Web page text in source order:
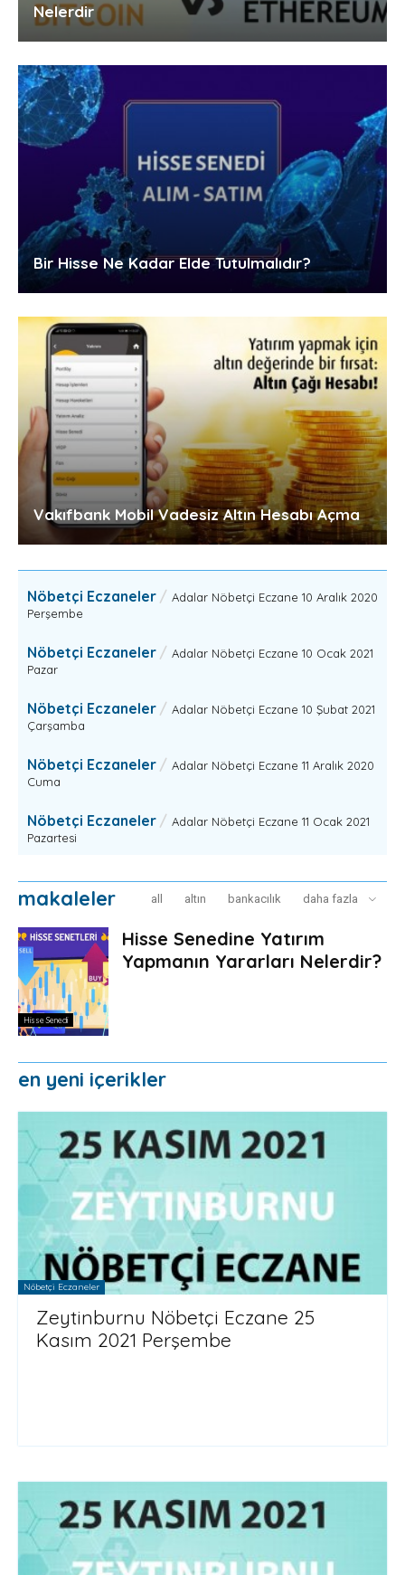
Nelerdir
Bir Hisse Ne Kadar Elde Tutulmalıdır?
Vakıfbank Mobil Vadesiz Altın Hesabı Açma
Nöbetçi Eczaneler
Adalar Nöbetçi Eczane 10 Aralık 2020
Perşembe
Nöbetçi Eczaneler
Adalar Nöbetçi Eczane 10 Ocak 2021
Pazar
Nöbetçi Eczaneler
Adalar Nöbetçi Eczane 10 Şubat 2021
Çarşamba
Nöbetçi Eczaneler
Adalar Nöbetçi Eczane 11 Aralık 2020
Cuma
Nöbetçi Eczaneler
Adalar Nöbetçi Eczane 11 Ocak 2021
Pazartesi
makaleler all altın bankacılık daha fazla
Hisse Senedi
Hisse Senedine Yatırım
Yapmanın Yararları Nelerdir?
en yeni̇ i̇çeri̇kler
Nöbetçi Eczaneler
Zeytinburnu Nöbetçi Eczane 25
Kasım 2021 Perşembe